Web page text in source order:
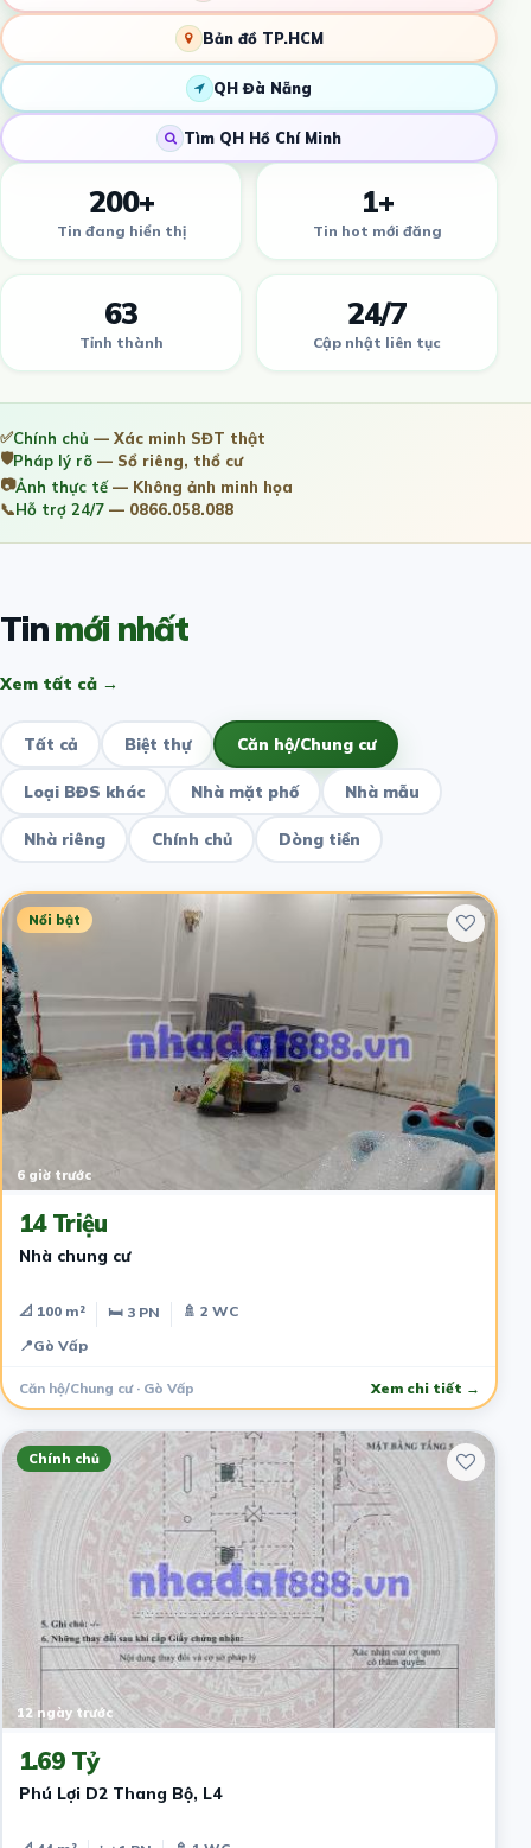
Bản đồ TP.HCM
QH Đà Nẵng
Tìm QH Hồ Chí Minh
200+
Tin đang hiển thị
1+
Tin hot mới đăng
63
Tỉnh thành
24/7
Cập nhật liên tục
✅Chính chủ — Xác minh SĐT thật
🛡️Pháp lý rõ — Sổ riêng, thổ cư
📷Ảnh thực tế— Không ảnh minh họa
📞Hỗ trợ 24/7 — 0866.058.088
Tinmới nhất
Xem tất cả →
Tất cả Biệt thự Căn hộ/Chung cư
Loại BĐS khác Nhà mặt phố Nhà mẫu
Nhà riêng Chính chủ Dòng tiền
Nổi bật
6 giờ trước
14 Triệu
Nhà chung cư
📐 100 m² 🛏 3 PN
🚿 2 WC
📍Gò Vấp
Căn hộ/Chung cư · Gò Vấp Xem chi tiết →
Chính chủ
12 ngày trước
1.69 Tỷ
Phú Lợi D2 Thang Bộ, L4